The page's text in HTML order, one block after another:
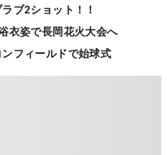
ブ2ショット！！
衣姿で長岡花火大会へ
フィールドで始球式